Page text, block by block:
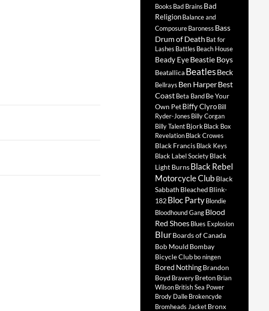
Books Bad Brains Bad
ReligionBalance and
ComposureBaroness Bass
Drum of Death Bat for
Lashes Battles Beach House
Beady EyeBeastie Boys
BeatallicaBeatlesBeck
Bellrays Ben HarperBest
CoastBeta BandBe Your
Own PetBiffy ClyroBill
Ryder-Jones Billy Corgan
Billy TalentBjorkBlack Box
RevelationBlack Crowes
Black FrancisBlack Keys
Black Label SocietyBlack
Light Burns Black Rebel
Motorcycle Club Black
Sabbath Bleached Blink-
182 Bloc PartyBlondie
Bloodhound GangBlood
Red ShoesBlues Explosion
BlurBoards of Canada
Bob Mould Bombay
Bicycle Clubbo ningen
Bored NothingBrandon
Boyd BraveryBreton Brian
WilsonBritish Sea Power
Brody DalleBrokencyde
Bromheads JacketBronx